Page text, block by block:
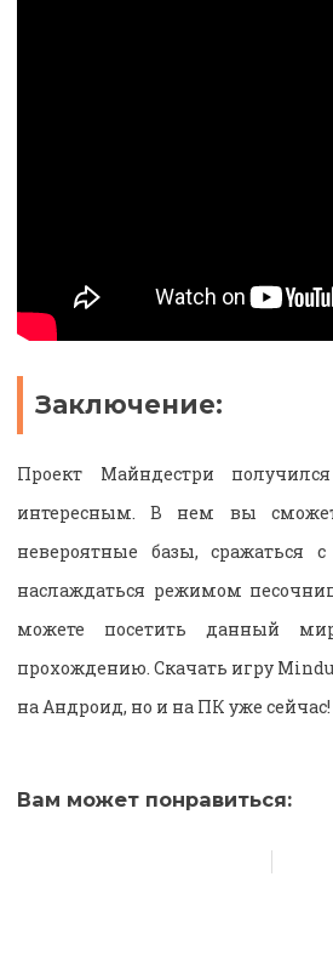
Заключение:
Проект Майндестри
интересным. В нем вы
невероятные базы, сражаться
наслаждаться режимом
можете посетить данный
прохождению. Скачать игру
на Андроид, но и на ПК уже сейчас!
Вам может понравиться: